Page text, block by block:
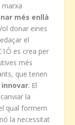
més enllà
donar eines
el
es crea per
més
que tenen
innovar. El
la
qual formem
la necessitat